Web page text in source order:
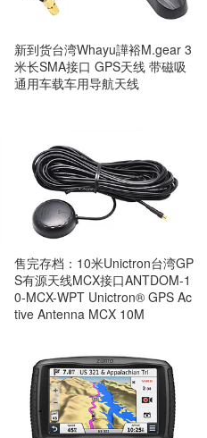
新到货台湾Whayu譁裕M.gear 3
米长SMA接口 GPS天线 带磁吸
通用车载车用导航天线
售完存档：10米Unictron台湾GP
S有源天线MCX接口ANTDOM-1
0-MCX-WPT Unictron® GPS Ac
tive Antenna MCX 10M